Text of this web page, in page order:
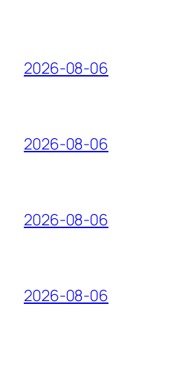
2026-08-06
2026-08-06
2026-08-06
2026-08-06